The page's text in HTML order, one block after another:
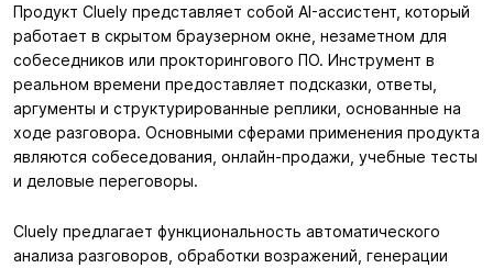
Продукт Cluely представляет собой AI-ассистент, который
работает в скрытом браузерном окне, незаметном для
собеседников или прокторингового ПО. Инструмент в
реальном времени предоставляет подсказки, ответы,
аргументы и структурированные реплики, основанные на
ходе разговора. Основными сферами применения продукта
являются собеседования, онлайн-продажи, учебные тесты
и деловые переговоры.
Cluely предлагает функциональность автоматического
анализа разговоров, обработки возражений, генерации